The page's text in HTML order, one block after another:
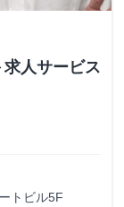
人サービス
トビル5F